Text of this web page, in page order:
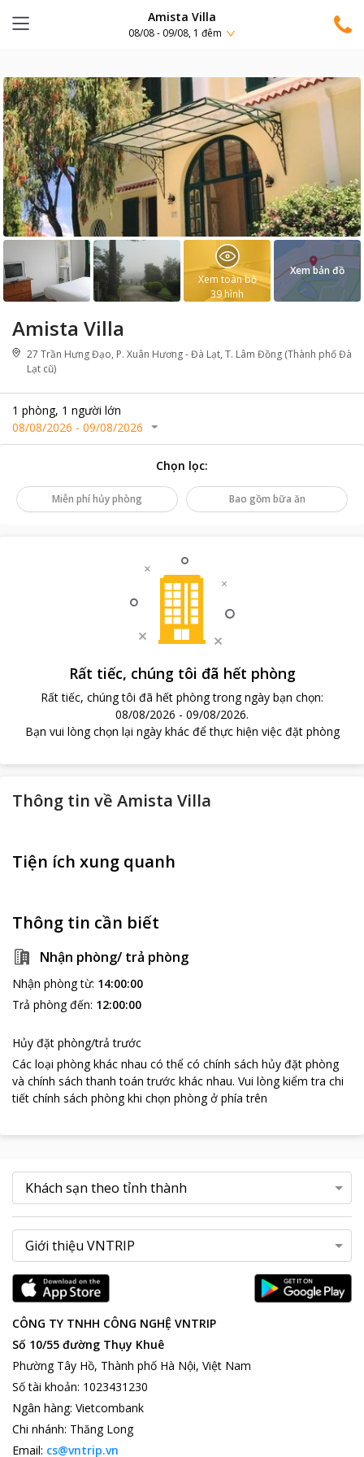
Amista Villa
08/08 - 09/08, 1 đêm
Amista Villa
27 Trần Hưng Đạo, P. Xuân Hương - Đà Lạt, T. Lâm Đồng (Thành phố Đà
Lạt cũ)
1 phòng, 1 người lớn
08/08/2026 - 09/08/2026
Xem toàn bộ
39hình
Xem bản đồ
Chọn lọc:
Miễn phí hủy phòng Bao gồm bữa ăn
Rất tiếc, chúng tôi đã hết phòng
Rất tiếc, chúng tôi đã hết phòng trong ngày bạn chọn:
08/08/2026 - 09/08/2026.
Bạn vui lòng chọn lại ngày khác để thực hiện việc đặt phòng
Thông tin về Amista Villa
Tiện ích xung quanh
Thông tin cần biết
Nhận phòng/ trả phòng
Nhận phòng từ: 14:00:00
Trả phòng đến: 12:00:00
Hủy đặt phòng/trả trước
Các loại phòng khác nhau có thể có chính sách hủy đặt phòng
và chính sách thanh toán trước khác nhau. Vui lòng kiểm tra chi
tiết chính sách phòng khi chọn phòng ở phía trên
CÔNG TY TNHH CÔNG NGHỆ VNTRIP
Số 10/55 đường Thụy Khuê
Phường Tây Hồ, Thành phố Hà Nội, Việt Nam
Số tài khoản: 1023431230
Ngân hàng: Vietcombank
Chi nhánh: Thăng Long
Email: cs@vntrip.vn